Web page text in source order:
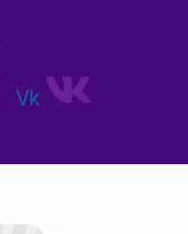
Vk